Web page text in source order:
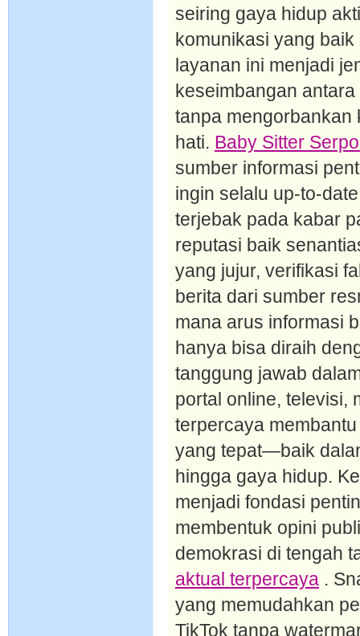
seiring gaya hidup
komunikasi yang
layanan ini menjadi
keseimbangan
tanpa mengorbankan
hati. Baby Sitter
sumber informasi
ingin selalu up-to-
terjebak pada kabar
reputasi baik
yang jujur, verifikasi
berita dari sumber
mana arus informasi
hanya bisa diraih
tanggung jawab
portal online, televisi,
terpercaya
yang tepat—baik
hingga gaya hidup.
menjadi fondasi
membentuk opini
demokrasi di tengah
aktual terpercaya .
yang memudahkan
TikTok tanpa